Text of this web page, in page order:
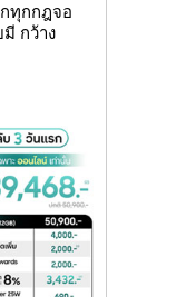
กทุกกฎจอ
กว้าง